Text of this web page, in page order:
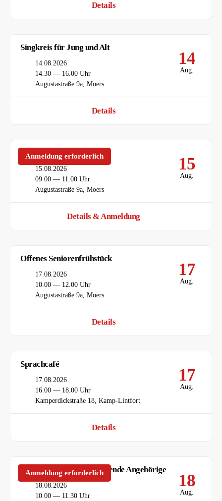
Details
14
Aug.
Singkreis für Jung und Alt
Datum
14.08.2026
Uhrzeit
14.30 — 16.00 Uhr
Ort
Augustastraße 9a, Moers
Details
Anmeldung erforderlich 15
Aug.
Deutsch als Fremdsprache
Datum
15.08.2026
Uhrzeit
09.00 — 11.00 Uhr
Ort
Augustastraße 9a, Moers
Details & Anmeldung
17
Aug.
Offenes Seniorenfrühstück
Datum
17.08.2026
Uhrzeit
10.00 — 12.00 Uhr
Ort
Augustastraße 9a, Moers
Details
17
Aug.
Sprachcafé
Datum
17.08.2026
Uhrzeit
16.00 — 18.00 Uhr
Ort
Kamperdickstraße 18, Kamp-Lintfort
Details
Anmeldung erforderlich 18
Aug.
Gesprächskreise für pflegende Angehörige
Datum
18.08.2026
Uhrzeit
10.00 — 11.30 Uhr